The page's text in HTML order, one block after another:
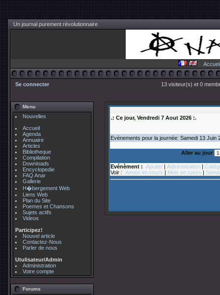
Un journal purement révolutionnaire
Accueil
Se connecter 13 visiteur(s) et 0
Menu
Nouvelles
Accueil
Agenda
Annuaire
Articles
Bibliotheque
Compilation
Downloads
Encyclopedie
FAQ Anar
Gallerie
H�bergement Web
Liens Web
Plan du Site
Poemes et Chansons
Sujets actifs
Videos
Participez!
Nouvel article
Contactez-Nous
Parler de nous
Utulisateur/Admin
Administration
Votre compte
Forums
.: Ce jour, Vendredi 7 Aout 2026 :.
Evènements pour la journée: Samedi 13 Juin
Aller au jour
Evénèment : Ajouter | Administration |
Voir : Année en cours | Mois en cours |